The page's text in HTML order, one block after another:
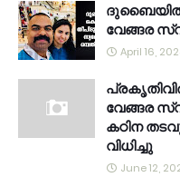
ദുബൈയിൽ
വേങ്ങര
April 16,
വേങ്ങര
കഠിന
വിധിച്ചു
June 12,